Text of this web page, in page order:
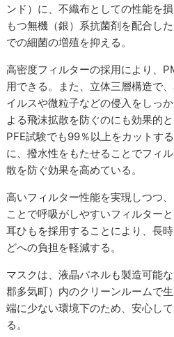
ンド）に、不織布としての性能を
もつ無機（銀）系抗菌剤を配合し
での細菌の増殖を抑える。
高密度フィルターの採用により、
用できる。また、立体三層構造で
イルスや微粒子などの侵入をしっ
よる飛沫拡散を防ぐのにも効果的
PFE試験でも99％以上をカットす
に、撥水性をもたせることでフィ
散を防ぐ効果を高めている。
高いフィルター性能を実現しつつ
ことで呼吸がしやすいフィルター
耳ひもを採用することにより、長
どへの負担を軽減する。
マスクは、液晶パネルも製造可能
郡多気町）内のクリーンルームで
端に少ない環境下のため、安心し
る。